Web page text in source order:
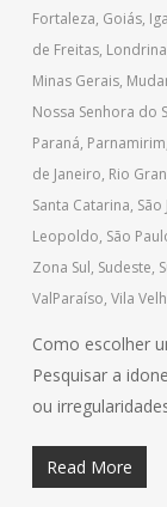
Fortaleza, Goiás,
de Freitas, Londrina
Minas Gerais,
Nossa Senhora do
Paraná, Parnamirim
de Janeiro, Rio
Santa Catarina,
Leopoldo, São
Zona Sul, Sudeste,
ValParaíso, Vila
Como escolher
Pesquisar a
ou
Read More